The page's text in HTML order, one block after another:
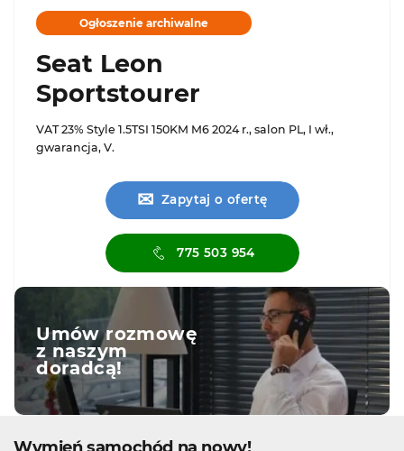
Ogłoszenie archiwalne
Seat Leon
Sportstourer
VAT 23% Style 1.5TSI 150KM M6 2024 r., salon PL, I wł.,
gwarancja, V.
✉ Zapytaj o ofertę
775 503 954
Umów rozmowę
z naszym
doradcą!